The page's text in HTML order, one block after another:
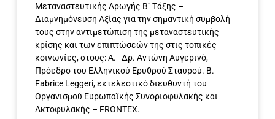
Μεταναστευτικής Αρωγής Β` Τάξης –
Διαμνημόνευση Αξίας για την σημαντική συμβολή
τους στην αντιμετώπιση της μεταναστευτικής
κρίσης και των επιπτώσεών της στις τοπικές
κοινωνίες, στους: Α. Δρ. Αντώνη Αυγερινό,
Πρόεδρο του Ελληνικού Ερυθρού Σταυρού. Β.
Fabrice Leggeri, εκτελεστικό διευθυντή του
Οργανισμού Ευρωπαϊκής Συνοριοφυλακής και
Ακτοφυλακής – FRONTEX.